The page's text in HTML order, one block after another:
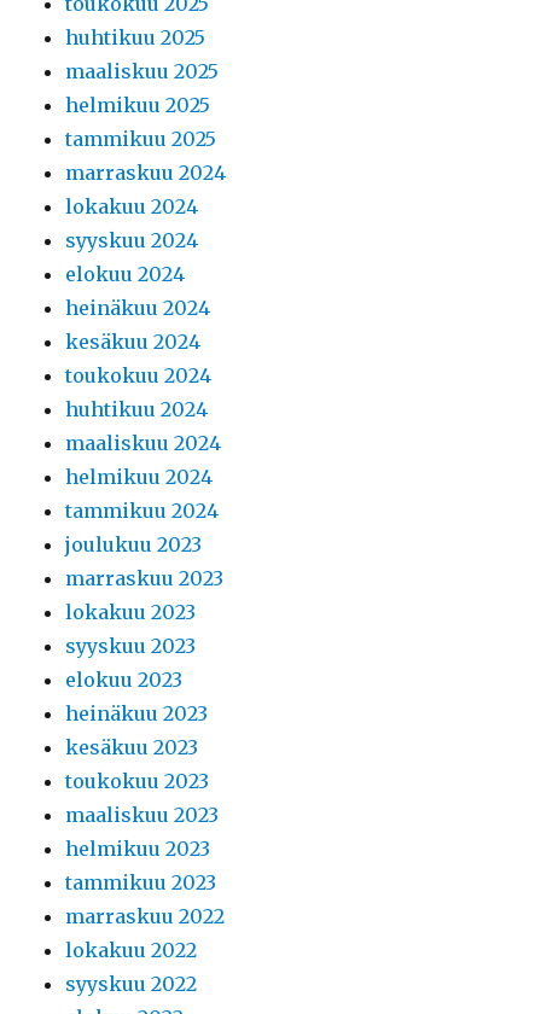
huhtikuu 2025
maaliskuu 2025
helmikuu 2025
tammikuu 2025
marraskuu 2024
lokakuu 2024
syyskuu 2024
elokuu 2024
heinäkuu 2024
kesäkuu 2024
toukokuu 2024
huhtikuu 2024
maaliskuu 2024
helmikuu 2024
tammikuu 2024
joulukuu 2023
marraskuu 2023
lokakuu 2023
syyskuu 2023
elokuu 2023
heinäkuu 2023
kesäkuu 2023
toukokuu 2023
maaliskuu 2023
helmikuu 2023
tammikuu 2023
marraskuu 2022
lokakuu 2022
syyskuu 2022